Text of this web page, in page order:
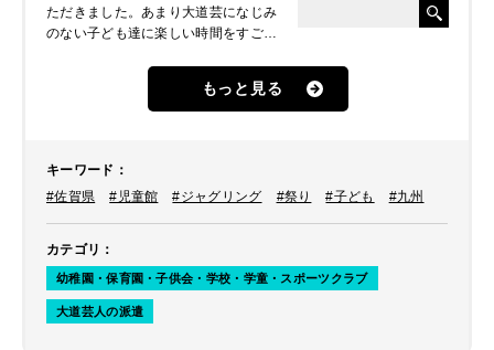
ただきました。あまり大道芸になじみ
のない子ども達に楽しい時間をすごし
もっと見る
キーワード ：
#佐賀県
#児童館 #ジャグリング #祭り #子ども #九州
カテゴリ ：
幼稚園・保育園・子供会・学校・学童・スポーツクラブ
大道芸人の派遣